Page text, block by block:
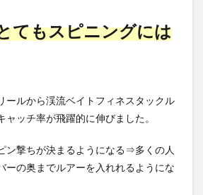
てもスピニングには
ールから渓流ベイトフィネスタックル
ャッチ率が飛躍的に伸びました。
ン撃ちが決まるようになる⇒多くの人
ーの奥までルアーを入れれるようにな